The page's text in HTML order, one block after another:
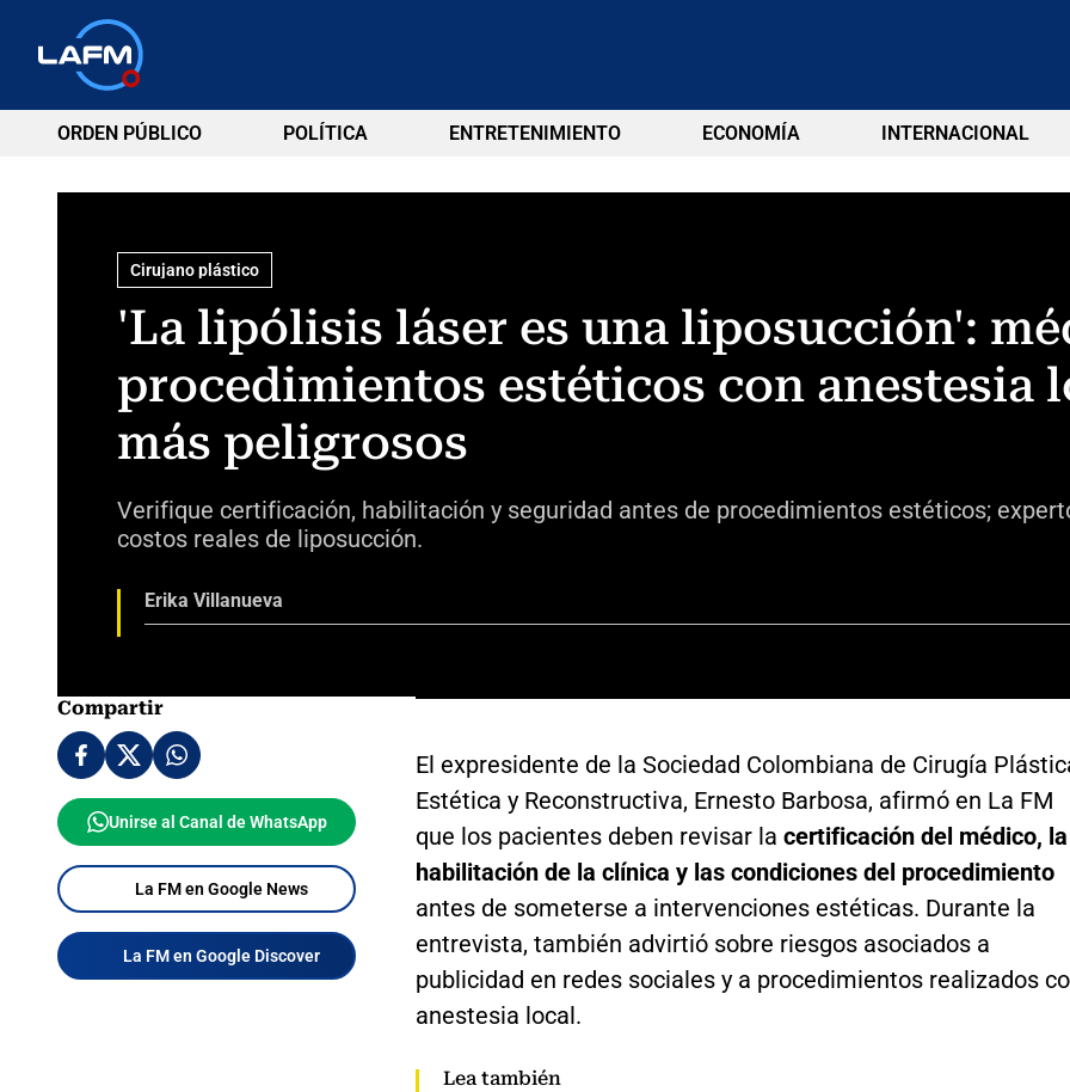
ORDEN PÚBLICO POLÍTICA ENTRETENIMIENTO ECONOMÍA INTERNACIONAL
Cirujano plástico
'La lipólisis láser es una liposucción':
procedimientos estéticos con anestesia
más peligrosos
Verifique certificación, habilitación y seguridad antes de procedimientos estéticos;
costos reales de liposucción.
Erika Villanueva
Compartir
Unirse al Canal de WhatsApp
La FM en Google News
La FM en Google Discover
El expresidente de la Sociedad Colombiana de Cirugía
Estética y Reconstructiva, Ernesto Barbosa, afirmó en La FM
que los pacientes deben revisar la certificación del médico, la
habilitación de la clínica y las condiciones del procedimiento
antes de someterse a intervenciones estéticas. Durante la
entrevista, también advirtió sobre riesgos asociados a
publicidad en redes sociales y a procedimientos realizados
anestesia local.
Lea también